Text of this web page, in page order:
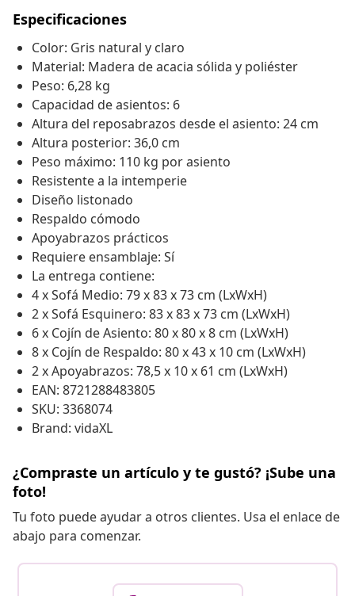
Especificaciones
Color: Gris natural y claro
Material: Madera de acacia sólida y poliéster
Peso: 6,28 kg
Capacidad de asientos: 6
Altura del reposabrazos desde el asiento: 24 cm
Altura posterior: 36,0 cm
Peso máximo: 110 kg por asiento
Resistente a la intemperie
Diseño listonado
Respaldo cómodo
Apoyabrazos prácticos
Requiere ensamblaje: Sí
La entrega contiene:
4 x Sofá Medio: 79 x 83 x 73 cm (LxWxH)
2 x Sofá Esquinero: 83 x 83 x 73 cm (LxWxH)
6 x Cojín de Asiento: 80 x 80 x 8 cm (LxWxH)
8 x Cojín de Respaldo: 80 x 43 x 10 cm (LxWxH)
2 x Apoyabrazos: 78,5 x 10 x 61 cm (LxWxH)
EAN: 8721288483805
SKU: 3368074
Brand: vidaXL
¿Compraste un artículo y te gustó? ¡Sube una
foto!
Tu foto puede ayudar a otros clientes. Usa el enlace de
abajo para comenzar.